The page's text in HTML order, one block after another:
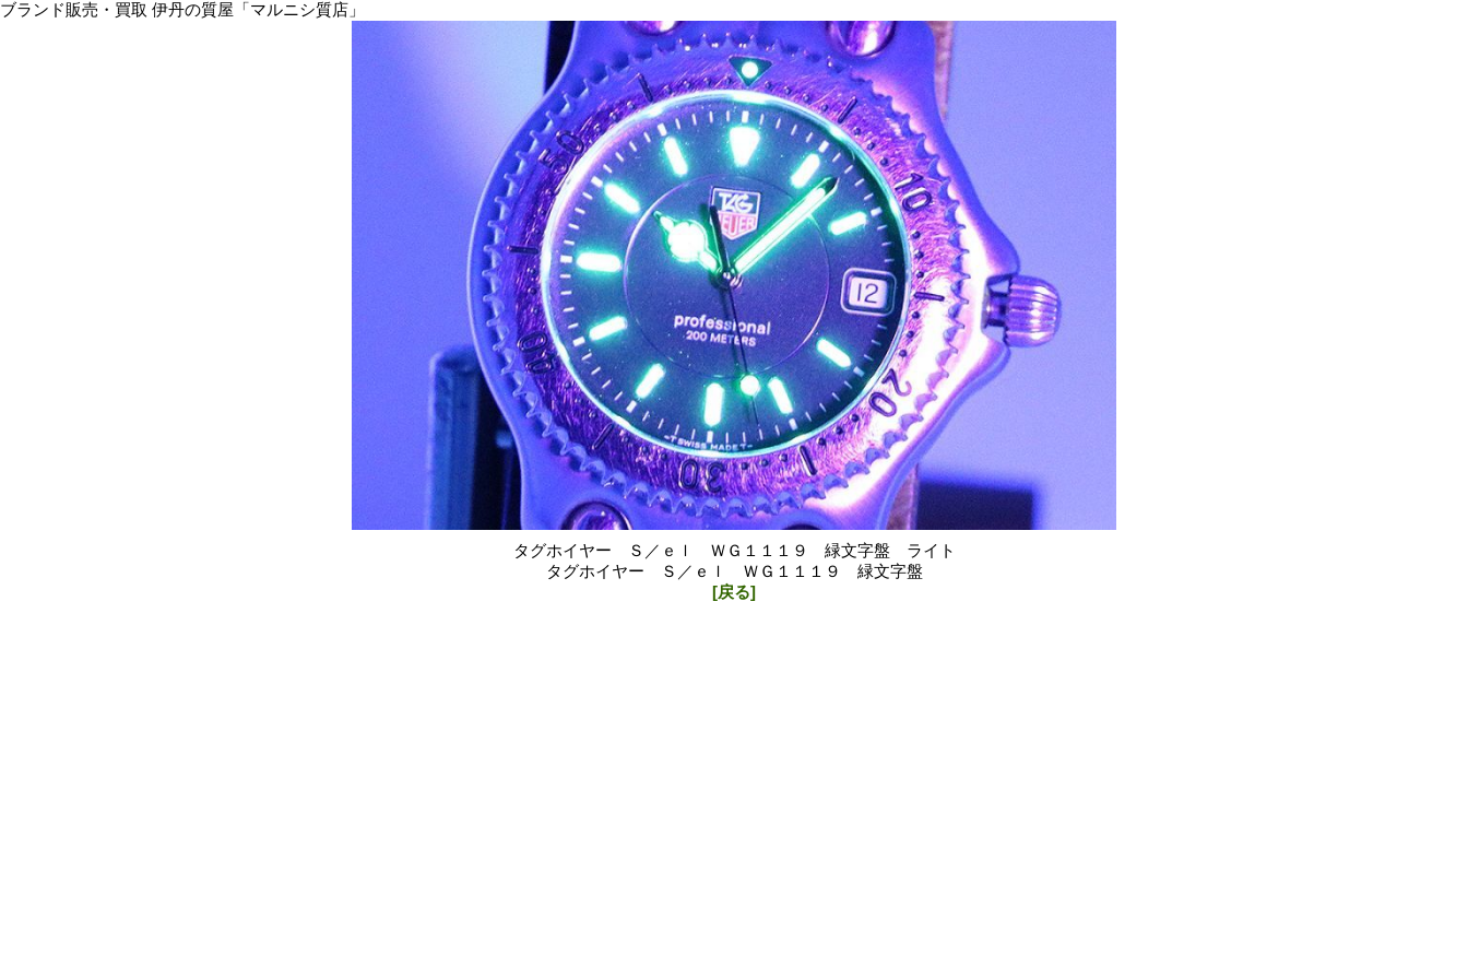
ブランド販売・買取 伊丹の質屋「マルニシ質店」
タグホイヤー Ｓ／ｅｌ ＷＧ１１１９ 緑文字盤 ライト
タグホイヤー Ｓ／ｅｌ ＷＧ１１１９ 緑文字盤
[戻る]